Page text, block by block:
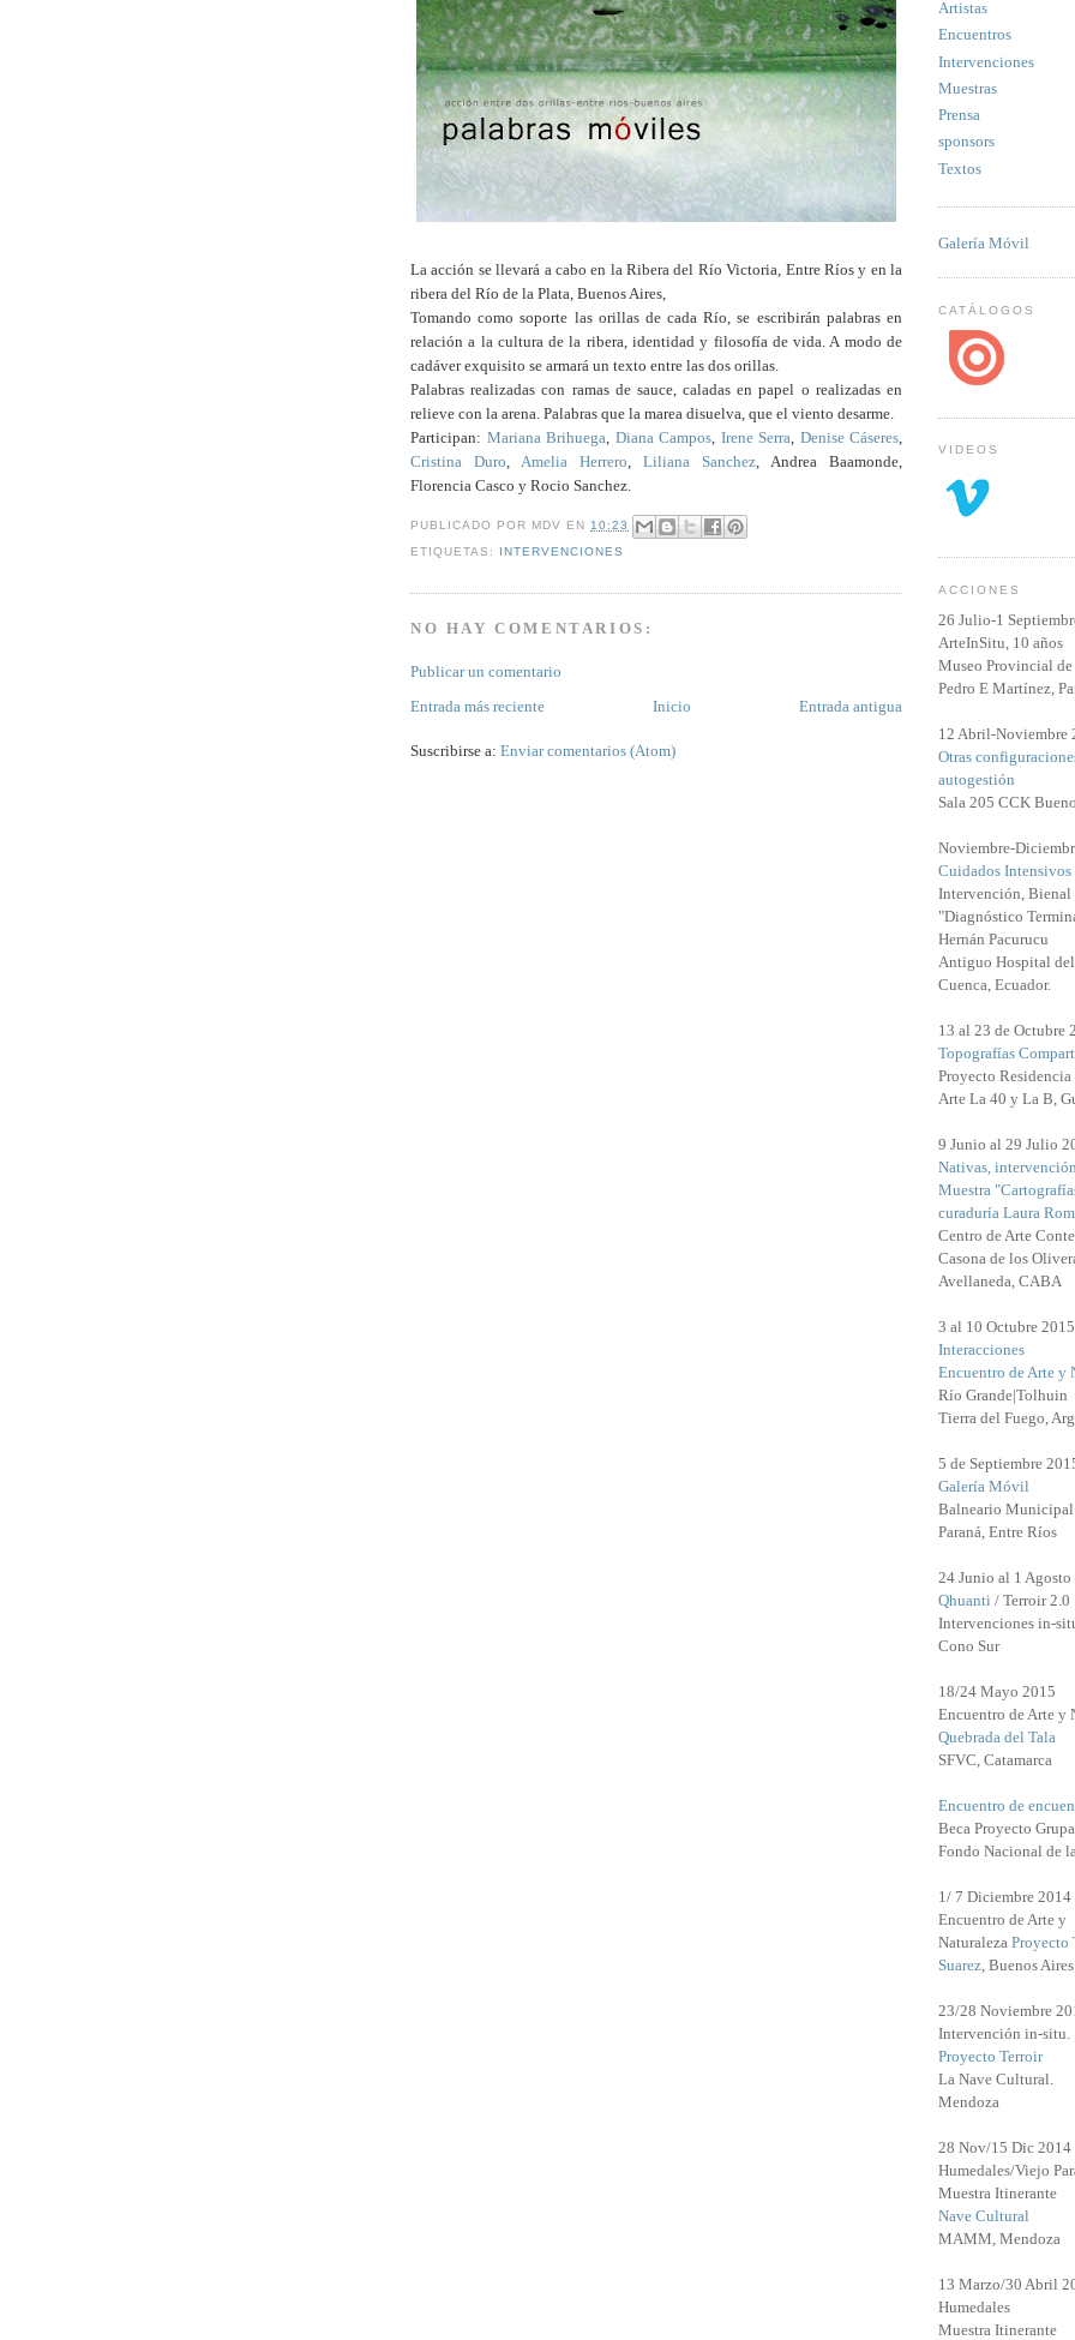
La acción se llevará a cabo en la Ribera del Río Victoria, Entre Ríos y en la
ribera del Río de la Plata, Buenos Aires,
Tomando como soporte las orillas de cada Río, se escribirán palabras en
relación a la cultura de la ribera, identidad y filosofía de vida. A modo de
cadáver exquisito se armará un texto entre las dos orillas.
Palabras realizadas con ramas de sauce, caladas en papel o realizadas en
relieve con la arena. Palabras que la marea disuelva, que el viento desarme.
Participan: Mariana Brihuega Diana Campos Irene Serra Denise Cáseres
Cristina Duro
Amelia Herrero Liliana Sanchez , Andrea Baamonde,
Florencia Casco y Rocio Sanchez.
PUBLICADO POR MDV EN10:23
ETIQUETAS: INTERVENCIONES
NO HAY COMENTARIOS:
Publicar un comentario
Entrada más reciente
Entrada antigua
Inicio
Suscribirse a: Enviar comentarios (Atom)
Artistas
Encuentros
Intervenciones
Muestras
Prensa
sponsors
Textos
Galería Móvil
CATÁLOGOS
VIDEOS
ACCIONES
26 Julio-1
ArteInSitu, 10 años
Museo Provincial
Pedro E Martínez,
12 Abril-Noviembre
Otras
autogestión
Sala 205 CCK
Noviembre-
Cuidados Intensivos
Intervención, Bienal
"Diagnóstico
Hernán Pacurucu
Antiguo Hospital
Cuenca, Ecuador.
13 al 23 de Octubre
Topografías
Proyecto
Arte La 40 y La B,
9 Junio al 29 Julio
Nativas, intervención
Muestra
curaduría Laura
Centro de Arte
Casona de los
Avellaneda, CABA
3 al 10 Octubre 2015
Interacciones
Encuentro de Arte y
Río Grande|Tolhuin
Tierra del Fuego, Arg
5 de Septiembre
Galería Móvil
Balneario Municipal
Paraná, Entre Ríos
24 Junio al 1 Agosto
Qhuanti / Terroir 2.0
Intervenciones in-
Cono Sur
18/24 Mayo 2015
Encuentro de Arte y
Quebrada del Tala
SFVC, Catamarca
Encuentro de
Beca Proyecto
Fondo Nacional de
1/ 7 Diciembre 2014
Encuentro de Arte y
Naturaleza Proyecto
Suarez , Buenos Aires
23/28 Noviembre
Intervención in-situ.
Proyecto Terroir
La Nave Cultural.
Mendoza
28 Nov/15 Dic 2014
Humedales/Viejo
Muestra Itinerante
Nave Cultural
MAMM, Mendoza
13 Marzo/30 Abril
Humedales
Muestra Itinerante